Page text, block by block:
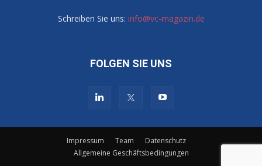
Schreiben Sie uns: info@vc-magazin.de
FOLGEN SIE UNS
Impressum Team
Datenschutz
Allgemeine Geschäftsbedingungen